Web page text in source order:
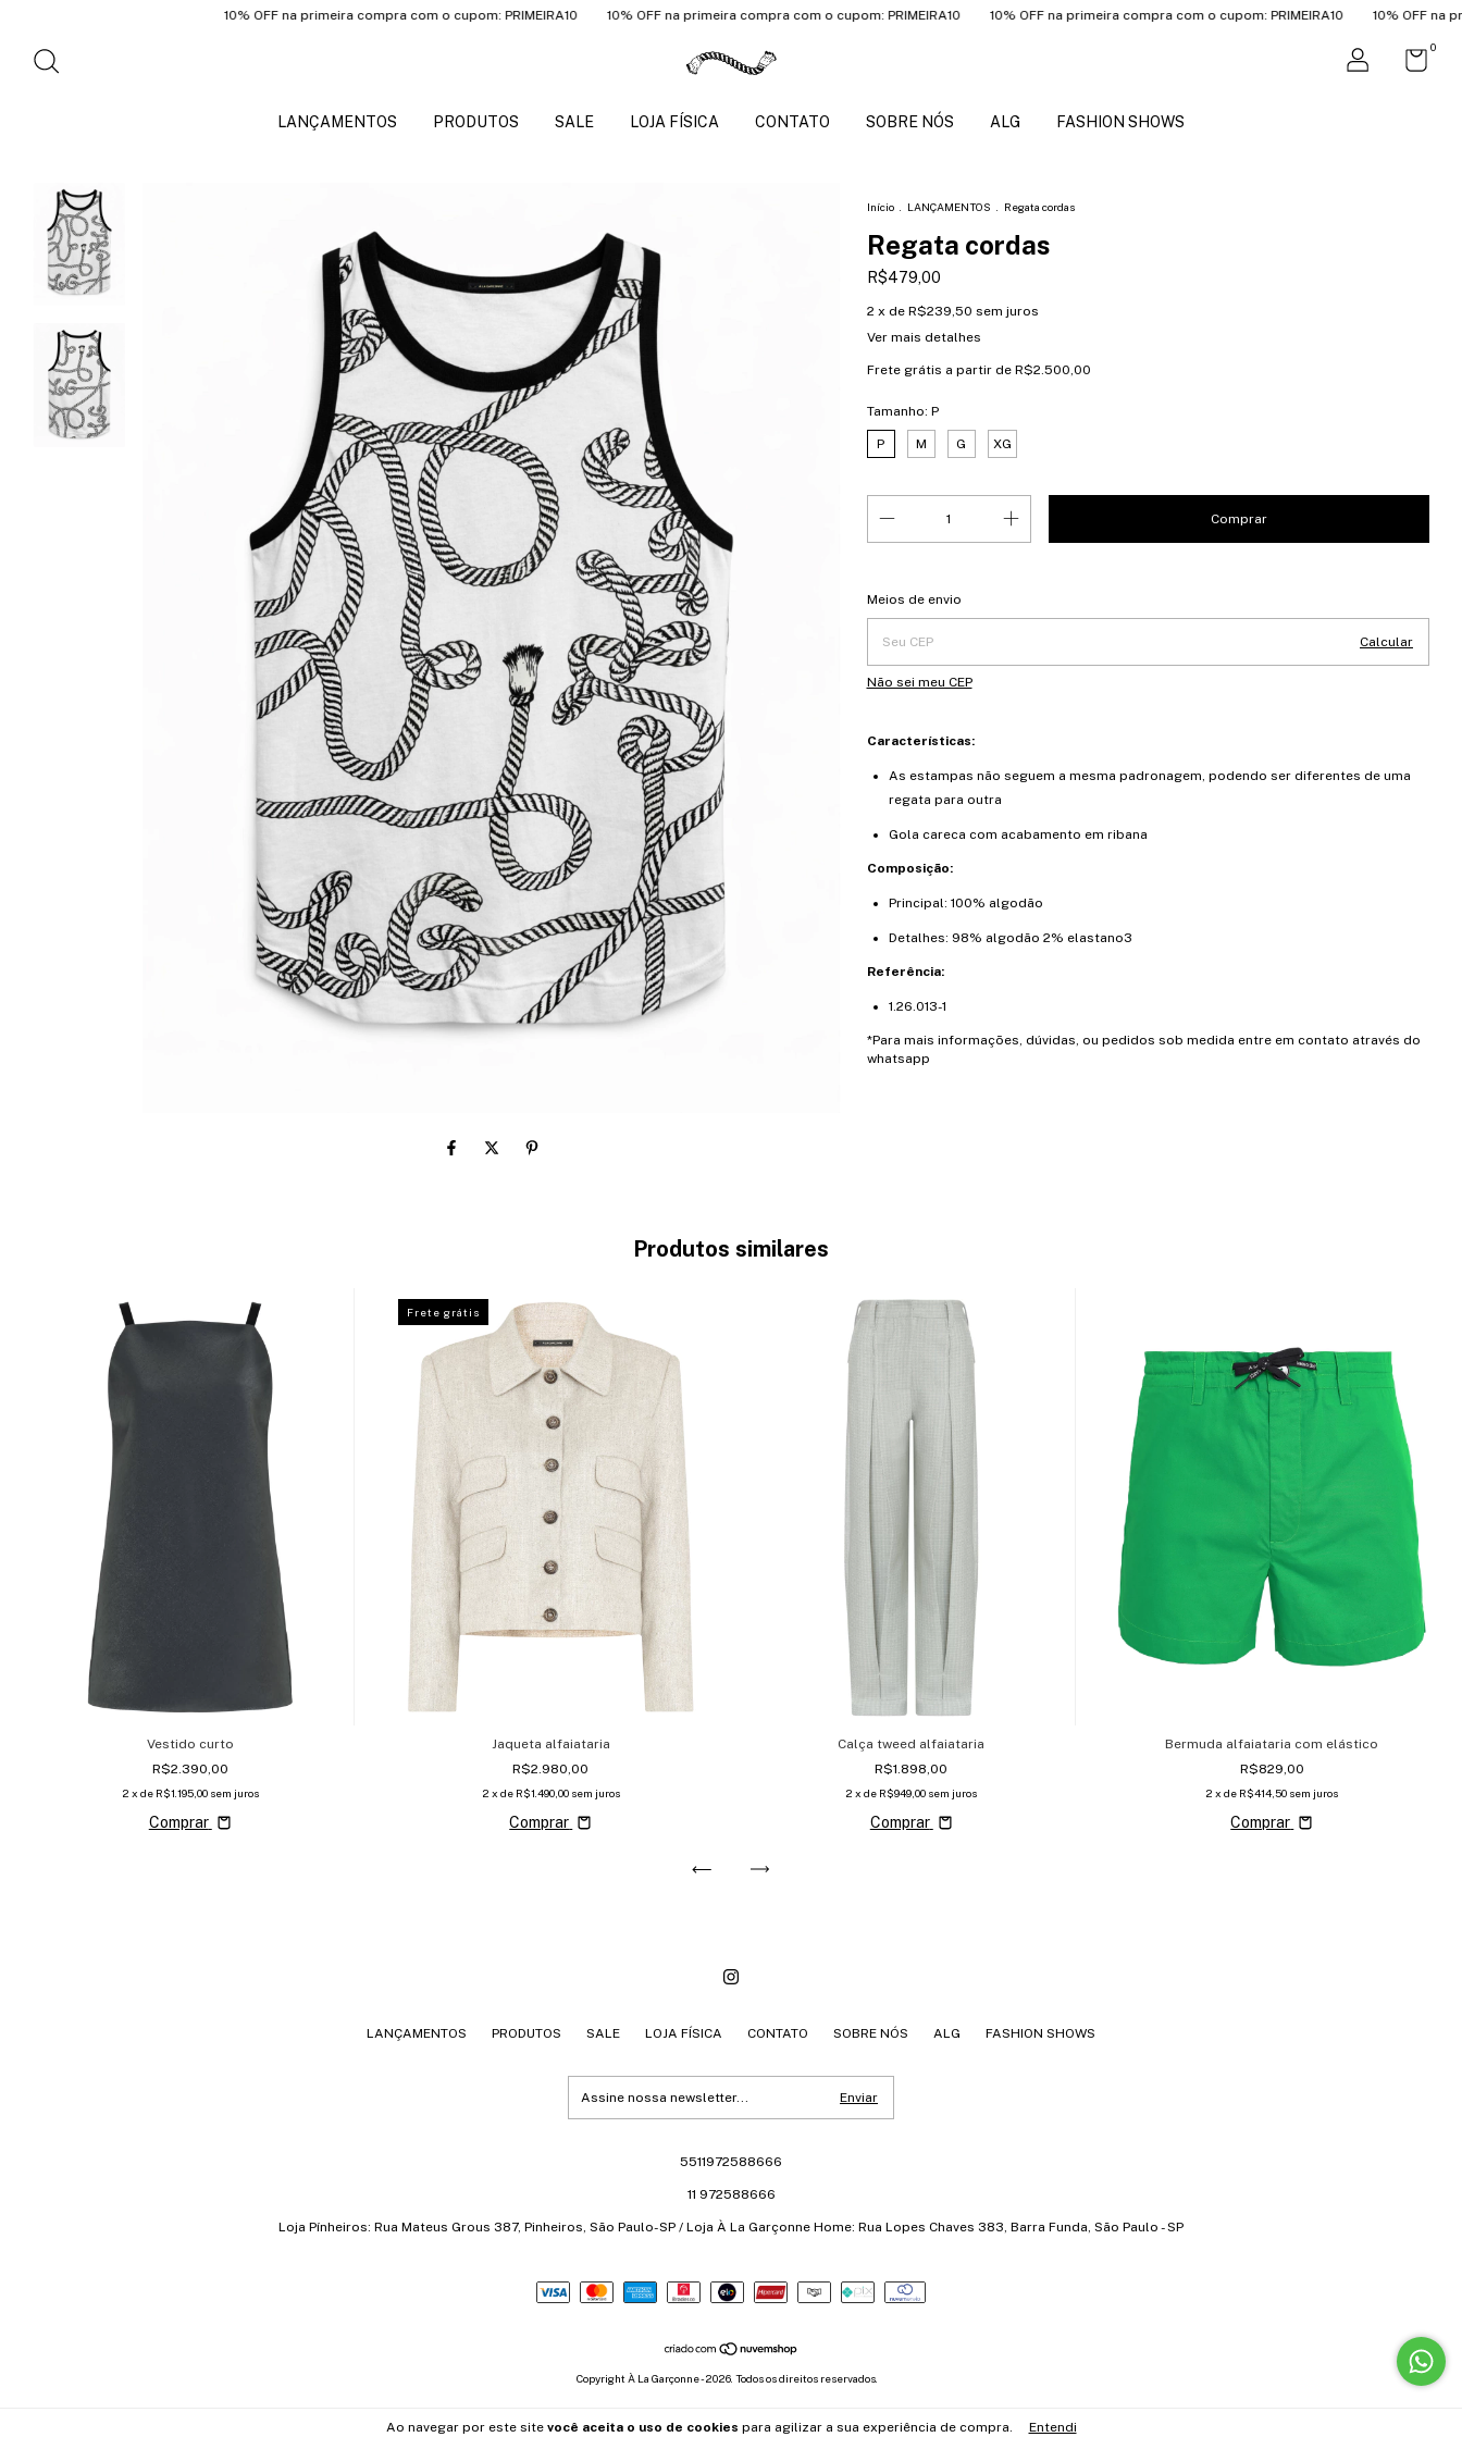
10% OFF na primeira compra com o cupom: PRIMEIRA10 10% OFF na primeira compra com o cupom: PRIMEIRA10 10% OFF na primeira compra com o cupom: PRIMEIRA10 10% OFF na primeira
0
LANÇAMENTOS PRODUTOS SALE LOJA FÍSICA CONTATO SOBRE NÓS ALG FASHION SHOWS
Ao navegar por este site você aceita o uso de cookies para agilizar a sua experiência de compra. Entendi
Início LANÇAMENTOS Regata cordas
Regata cordas
R$479,00
2 x de R$239,50 sem juros
Ver mais detalhes
Frete grátis a partir de R$2.500,00
Tamanho: P
P M G XG
Entregas para o CEP:
Meios de envio
Calcular
Não sei meu CEP
Características:
As estampas não seguem a mesma padronagem, podendo ser diferentes de uma
regata para outra
Gola careca com acabamento em ribana
Composição:
Principal: 100% algodão
Detalhes: 98% algodão 2% elastano3
Referência:
1.26.013-1
*Para mais informações, dúvidas, ou pedidos sob medida entre em contato através do
whatsapp
Produtos similares
Vestido curto
R$2.390,00
2 x de R$1.195,00 sem juros
Comprar
Frete grátis
Jaqueta alfaiataria
R$2.980,00
2 x de R$1.490,00 sem juros
Comprar
Calça tweed alfaiataria
R$1.898,00
2 x de R$949,00 sem juros
Comprar
Bermuda alfaiataria com elástico
R$829,00
2 x de R$414,50 sem juros
Comprar
LANÇAMENTOS PRODUTOS SALE LOJA FÍSICA CONTATO SOBRE NÓS ALG FASHION SHOWS
5511972588666
11 972588666
Loja Pínheiros: Rua Mateus Grous 387, Pinheiros, São Paulo-SP / Loja À La Garçonne Home: Rua Lopes Chaves 383, Barra Funda, São Paulo - SP
Copyright À La Garçonne - 2026. Todos os direitos reservados.